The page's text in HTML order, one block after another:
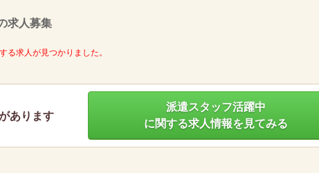
人募集
求人が見つかりました。
あります
派遣スタッフ活躍中
に関する求人情報を見てみる